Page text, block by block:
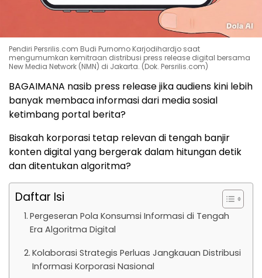
Pendiri Persrilis.com Budi Purnomo Karjodihardjo saat
mengumumkan kemitraan distribusi press release digital bersama
New Media Network (NMN) di Jakarta. (Dok. Persrilis.com)
BAGAIMANA nasib press release jika audiens kini lebih
banyak membaca informasi dari media sosial
ketimbang portal berita?
Bisakah korporasi tetap relevan di tengah banjir
konten digital yang bergerak dalam hitungan detik
dan ditentukan algoritma?
Daftar Isi
Pergeseran Pola Konsumsi Informasi di Tengah
Era Algoritma Digital
Kolaborasi Strategis Perluas Jangkauan Distribusi
Informasi Korporasi Nasional